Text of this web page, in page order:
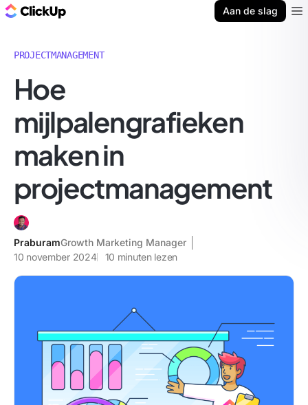
Aan de slag
PROJECTMANAGEMENT
Hoe
mijlpalengrafieken
maken in
projectmanagement
PraburamGrowth Marketing Manager
10 november 2024
10 minuten lezen